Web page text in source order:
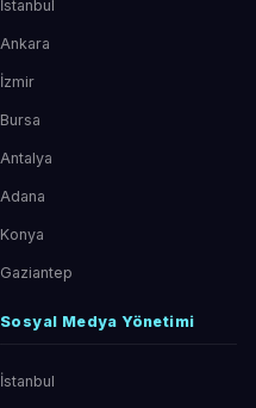
İstanbul
Ankara
İzmir
Bursa
Antalya
Adana
Konya
Gaziantep
Sosyal Medya Yönetimi
İstanbul